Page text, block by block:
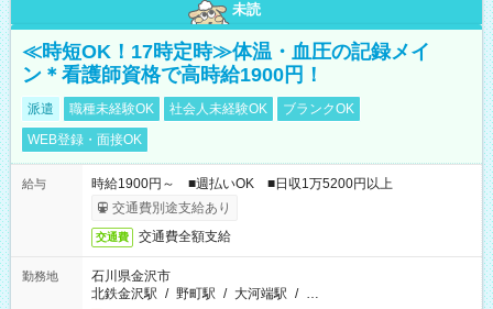
未読
≪時短OK！17時定時≫体温・血圧の記録メイ
ン＊看護師資格で高時給1900円！
派遣 職種未経験OK 社会人未経験OK
ブランクOK
WEB登録・面接OK
給与
時給1900円～ ■週払いOK ■日収1万5200円以上
交通費別途支給あり
交通費 交通費全額支給
勤務地
石川県金沢市
北鉄金沢駅 / 野町駅 / 大河端駅 / …